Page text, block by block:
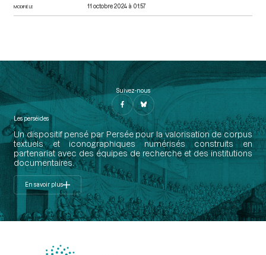
MODIFIÉ LE 11 octobre 2024 à 01:57
Suivez-nous
Les perséides
Un dispositif pensé par Persée pour la valorisation de corpus
textuels et iconographiques numérisés construits en
partenariat avec des équipes de recherche et des institutions
documentaires.
En savoir plus